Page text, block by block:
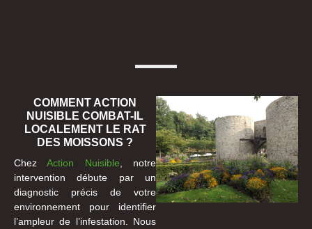
COMMENT ACTION
NUISIBLE COMBAT-IL
LOCALEMENT LE RAT
DES MOISSONS ?
ChezAction Nuisible , notre
intervention débute par un
diagnostic précis de votre
environnement pour identifier
l’ampleur de l’infestation. Nous